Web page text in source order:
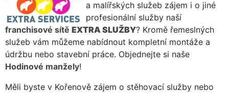
a malířských služeb zájem i o jiné
profesionální služby naší
franchisové sítě EXTRA SLUŽBY? Kromě řemeslných
služeb vám můžeme nabídnout kompletní montáže a
údržbu nebo stavební práce. Objednejte si naše
Hodinové manžely!
Měli byste v Kořenově zájem o stěhovací služby nebo